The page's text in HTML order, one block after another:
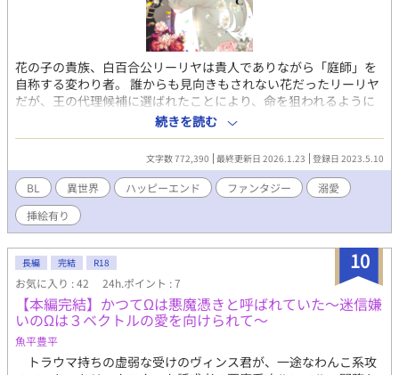
花の子の貴族、白百合公リーリヤは貴人でありながら「庭師」を
自称する変わり者。 誰からも見向きもされない花だったリーリヤ
だが、王の代理候補に選ばれたことにより、命を狙われるように
なってしまう。 そんな中、花の国に訪れてリーリヤの護衛をする
と申し出たのは人の国の王子ジェードだった。 かつて一夜を共に
した「人斬り王子」はリーリヤを溺愛し、「私の花になれ」と迫
る。 顔のない王、奪い合う冠、花の太陽と宝石の王子達。 稀代の
お人好しと呼ばれる「千年散らずの白百合」と、彼に永遠の愛を
誓った翡翠の王子が、世界の謎を解き明かす。 幻想BL冒険ファン
タジー。
続きを読む
文字数 772,390 最終更新日 2026.1.23 登録日 2023.5.10
BL 異世界 ハッピーエンド ファンタジー
溺愛
挿絵有り
10
長編 完結 R18
お気に入り : 42 24h.ポイント : 7
【本編完結】かつてΩは悪魔憑きと呼ばれていた～迷信嫌
いのΩは３ベクトルの愛を向けられて～
魚平豊平
トラウマ持ちの虚弱な受けのヴィンス君が、一途なわんこ系攻